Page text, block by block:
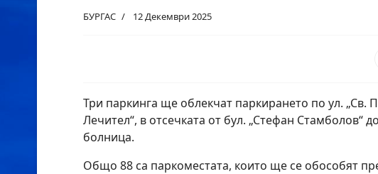
БУРГАС 12 Декември 2025
Три паркинга ще облекчат паркирането по ул. „Св.
Лечител“, в отсечката от бул. „Стефан Стамболов“
болница.
Общо 88 са паркоместата, които ще се обособят